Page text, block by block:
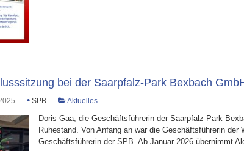
bei der Saarpfalz-Park Bexbach
• SPB Aktuelles
Doris Gaa, die Geschäftsführerin der Saarpfalz-Park
Ruhestand. Von Anfang an war die Geschäftsführerin
Geschäftsführerin der SPB. Ab Januar 2026 übernimmt